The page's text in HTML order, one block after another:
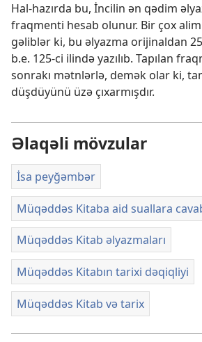
Hal-hazırda bu, İncilin ən qədim
fraqmenti hesab olunur. Bir çox
gəliblər ki, bu əlyazma orijinaldan
b.e. 125-ci ilində yazılıb. Tapılan
sonrakı mətnlərlə, demək olar ki,
düşdüyünü üzə çıxarmışdır.
Əlaqəli mövzular
İsa peyğəmbər
Müqəddəs Kitaba aid suallara
Müqəddəs Kitab əlyazmaları
Müqəddəs Kitabın tarixi dəqiqliyi
Müqəddəs Kitab və tarix